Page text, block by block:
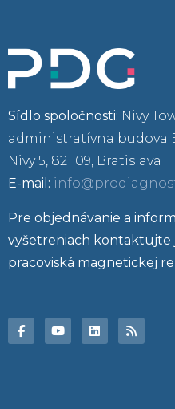
Sídlo spoločnosti: Nivy
administratívna budova
Nivy 5, 821 09, Bratislava
E-mail:
Pre objednávanie a
vyšetreniach kontaktujte
pracoviská magnetickej